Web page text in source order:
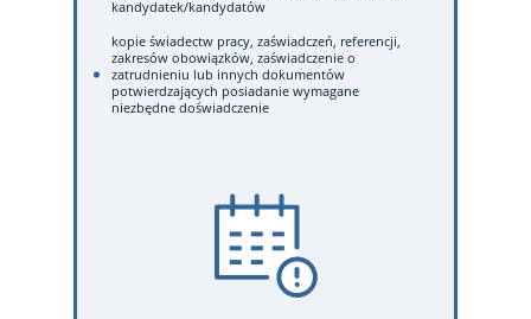
kandydatek/kandydatów
kopie świadectw pracy, zaświadczeń, referencji,
zakresów obowiązków, zaświadczenie o
zatrudnieniu lub innych dokumentów
potwierdzających posiadanie wymagane
niezbędne doświadczenie